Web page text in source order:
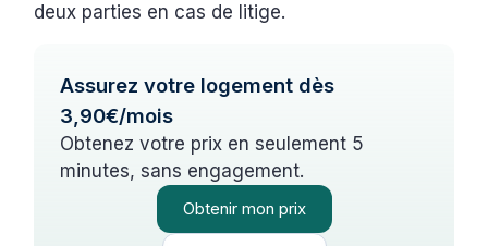
deux parties en cas de litige.
Assurez votre logement dès
3,90€/mois
Obtenez votre prix en seulement 5
minutes, sans engagement.
Obtenir mon prix